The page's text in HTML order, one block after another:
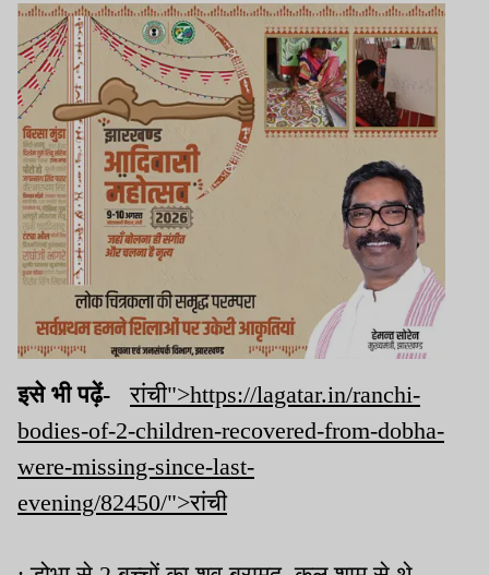
इसे भी पढ़ें-
रांची">https://lagatar.in/ranchi-
bodies-of-2-children-recovered-from-dobha-
were-missing-since-last-
evening/82450/">रांची